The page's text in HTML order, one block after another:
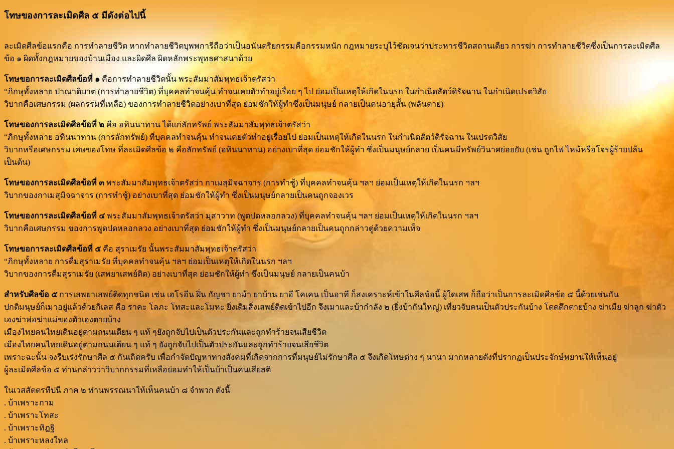
โทษของการละเมิดศีล ๕ มีดังต่อไปนี้
ละเมิดศีลข้อแรกคือ การทำลายชีวิต หากทำลายชีวิตบุพพการีถือว่าเป็นอนันตริยกรรมคือกรรมหนัก กฎหมายระบุไว้ชัดเจนว่าประหารชีวิตสถานเดียว การฆ่า การทำลายชีวิตซึ่งเป็นการละเมิดศีล
ข้อ ๑ ผิดทั้งกฎหมายของบ้านเมือง และผิดศีล ผิดหลักพระพุทธศาสนาด้วย
โทษขอการละเมิดศีลข้อที่ ๑ คือการทำลายชีวิตนั้น พระสัมมาสัมพุทธเจ้าตรัสว่า
“ภิกษุทั้งหลาย ปาณาติบาต (การทำลายชีวิต) ที่บุคคลทำจนคุ้น ทำจนเคยตัวทำอยู่เรื่อย ๆ ไป ย่อมเป็นเหตุให้เกิดในนรก ในกำเนิดสัตว์ดิรัจฉาน ในกำเนิดเปรตวิสัย
วิบากคือเศษกรรม (ผลกรรมที่เหลือ) ของการทำลายชีวิตอย่างเบาที่สุด ย่อมชักให้ผู้ทำซึ่งเป็นมนุษย์ กลายเป็นคนอายุสั้น (พลันตาย)
โทษของการละเมิดศีลข้อที่ ๒ คือ อทินนาทาน ได้แก่ลักทรัพย์ พระสัมมาสัมพุทธเจ้าตรัสว่า
“ภิกษุทั้งหลาย อทินนาทาน (การลักทรัพย์) ที่บุคคลทำจนคุ้น ทำจนเคยตัวทำอยู่เรื่อยไป ย่อมเป็นเหตุให้เกิดในนรก ในกำเนิดสัตว์ดิรัจฉาน ในเปรตวิสัย
วิบากหรือเศษกรรม เศษของโทษ ที่ละเมิดศีลข้อ ๒ คือลักทรัพย์ (อทินนาทาน) อย่างเบาที่สุด ย่อมชักให้ผู้ทำ ซึ่งเป็นมนุษย์กลาย เป็นคนมีทรัพย์วินาศย่อยยับ (เช่น ถูกไฟ ไหม้หรือโจรผู้ร้ายปล้น
เป็นต้น)
โทษของการละเมิดศีลข้อที่ ๓ พระสัมมาสัมพุทธเจ้าตรัสว่า กาเมสุมิจฉาจาร (การทำชู้) ที่บุคคลทำจนคุ้น ฯลฯ ย่อมเป็นเหตุให้เกิดในนรก ฯลฯ
วิบากของกาเมสุมิจฉาจาร (การทำชู้) อย่างเบาที่สุด ย่อมชักให้ผู้ทำ ซึ่งเป็นมนุษย์กลายเป็นคนถูกจองเวร
โทษของการละเมิดศีลข้อที่ ๔ พระสัมมาสัมพุทธเจ้าตรัสว่า มุสาวาท (พูดปดหลอกลวง) ที่บุคคลทำจนคุ้น ฯลฯ ย่อมเป็นเหตุให้เกิดในนรก ฯลฯ
วิบากคือเศษกรรม ของการพูดปดหลอกลวง อย่างเบาที่สุด ย่อมชักให้ผู้ทำ ซึ่งเป็นมนุษย์กลายเป็นคนถูกกล่าวตู่ด้วยความเท็จ
โทษขอการละเมิดศีลข้อที่ ๕ คือ สุราเมรัย นั้นพระสัมมาสัมพุทธเจ้าตรัสว่า
“ภิกษุทั้งหลาย การดื่มสุราเมรัย ที่บุคคลทำจนคุ้น ฯลฯ ย่อมเป็นเหตุให้เกิดในนรก ฯลฯ
วิบากของการดื่มสุราเมรัย (เสพยาเสพย์ติด) อย่างเบาที่สุด ย่อมชักให้ผู้ทำ ซึ่งเป็นมนุษย์ กลายเป็นคนบ้า
สำหรับศีลข้อ ๕ การเสพยาเสพย์ติดทุกชนิด เช่น เฮโรอีน ฝิ่น กัญชา ยาม้า ยาบ้าน ยาอี โคเคน เป็นอาที ก็สงเคราะห์เข้าในศีลข้อนี้ ผู้ใดเสพ ก็ถือว่าเป็นการละเมิดศีลข้อ ๕ นี้ด้วยเช่นกัน
ปกติมนุษย์ก็เมาอยู่แล้วด้วยกิเลส คือ ราคะ โลภะ โทสะและโมหะ ยิ่งเติมสิ่งเสพย์ติดเข้าไปอีก จึงเมาและบ้ากำลัง ๒ (ยิ่งบ้ากันใหญ่) เที่ยวจับคนเป็นตัวประกันบ้าง โดดตึกตายบ้าง ฆ่าเมีย ฆ่าลูก ฆ่าตัว
เองฆ่าพ่อฆ่าแม่ของตัวเองตายบ้าง
เมืองไทยคนไทยเดินอยู่ตามถนนเตียน ๆ แท้ ๆยังถูกจับไปเป็นตัวประกันและถูกทำร้ายจนเสียชีวิต
เมืองไทยคนไทยเดินอยู่ตามถนนเตียน ๆ แท้ ๆ ยังถูกจับไปเป็นตัวประกันและถูกทำร้ายจนเสียชีวิต
เพราะฉะนั้น จงรีบเร่งรักษาศีล ๕ กันเถิดครับ เพื่อกำจัดปัญหาทางสังคมที่เกิดจากการที่มนุษย์ไม่รักษาศีล ๕ จึงเกิดโทษต่าง ๆ นานา มากหลายดังที่ปรากฏเป็นประจักษ์พยานให้เห็นอยู่
ผู้ละเมิดศีลข้อ ๕ ท่านกล่าวว่าวิบากกรรมที่เหลือย่อมทำให้เป็นบ้าเป็นคนเสียสติ
ในเวสสัตตรทีปนี ภาค ๒ ท่านพรรณนาให้เห็นคนบ้า ๘ จำพวก ดังนี้
. บ้าเพราะกาม
. บ้าเพราะโทสะ
. บ้าเพราะทิฎฐิ
. บ้าเพราะหลงใหล